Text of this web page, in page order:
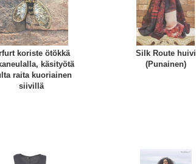
koriste ötökkä
käsityötä
raita kuoriainen
siivillä
Silk Route huivi
(Punainen)